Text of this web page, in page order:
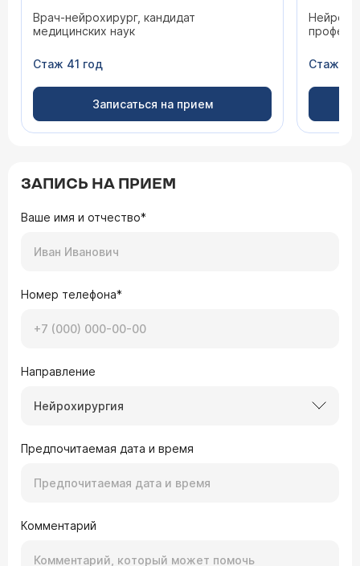
Врач-нейрохирург, кандидат
медицинских наук
Стаж 41 год
Записаться на прием
Стаж 30
ЗАПИСЬ НА ПРИЕМ
Ваше имя и отчество*
Номер телефона*
Направление
Нейрохирургия
Предпочитаемая дата и время
Комментарий